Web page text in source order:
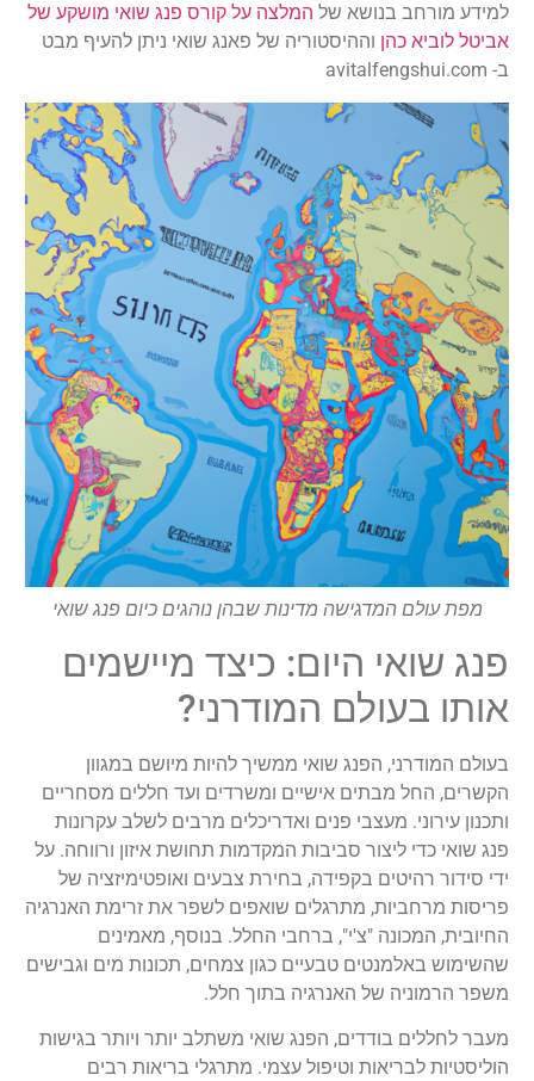
למידע מורחב בנושא של המלצה על קורס פנג שואי מושקע של
אביטל לוביא כהן וההיסטוריה של פאנג שואי ניתן להעיף מבט
ב- avitalfengshui.com
מפת עולם המדגישה מדינות שבהן נוהגים כיום פנג שואי
פנג שואי היום: כיצד מיישמים
אותו בעולם המודרני?
בעולם המודרני, הפנג שואי ממשיך להיות מיושם במגוון
הקשרים, החל מבתים אישיים ומשרדים ועד חללים מסחריים
ותכנון עירוני. מעצבי פנים ואדריכלים מרבים לשלב עקרונות
פנג שואי כדי ליצור סביבות המקדמות תחושת איזון ורווחה. על
ידי סידור רהיטים בקפידה, בחירת צבעים ואופטימיזציה של
פריסות מרחביות, מתרגלים שואפים לשפר את זרימת האנרגיה
החיובית, המכונה "צ'י", ברחבי החלל. בנוסף, מאמינים
שהשימוש באלמנטים טבעיים כגון צמחים, תכונות מים וגבישים
משפר הרמוניה של האנרגיה בתוך חלל.
מעבר לחללים בודדים, הפנג שואי משתלב יותר ויותר בגישות
הוליסטיות לבריאות וטיפול עצמי. מתרגלי בריאות רבים